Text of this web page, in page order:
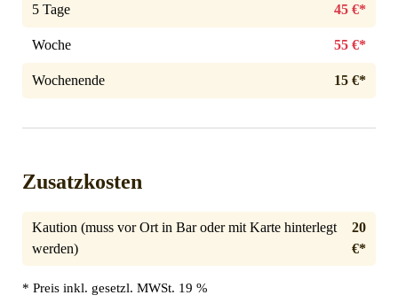
5 Tage 45 €*
Woche 55 €*
Wochenende 15 €*
Zusatzkosten
Kaution (muss vor Ort in Bar oder mit Karte hinterlegt
werden)
20
€*
* Preis inkl. gesetzl. MWSt. 19 %